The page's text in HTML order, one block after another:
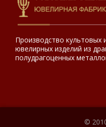
Производство культовых
ювелирных изделий из
полудрагоценных
©